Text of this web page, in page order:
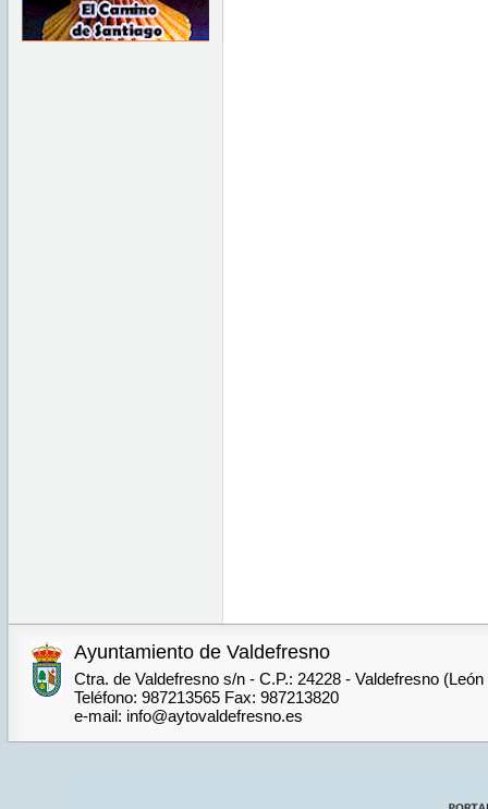
Ayuntamiento de Valdefresno
Ctra. de Valdefresno s/n - C.P.: 24228 - Valdefresno
Teléfono: 987213565 Fax: 987213820
e-mail: info@aytovaldefresno.es